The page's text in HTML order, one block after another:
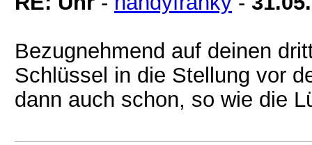
Bezugnehmend auf deinen
Schlüssel in die Stellung vor
dann auch schon, so wie die